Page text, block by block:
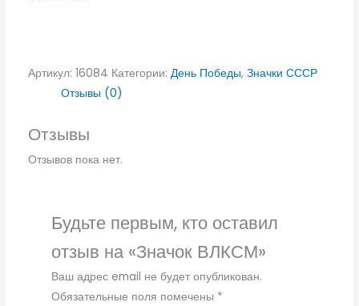
Артикул: 16084 Категории: День Победы, Значки СССР
Отзывы (0)
Отзывы
Отзывов пока нет.
Будьте первым, кто оставил
отзыв на «Значок ВЛКСМ»
Ваш адрес email не будет опубликован.
Обязательные поля помечены *